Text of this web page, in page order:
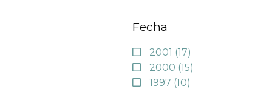
Fecha
2001 (17)
2000 (15)
1997 (10)